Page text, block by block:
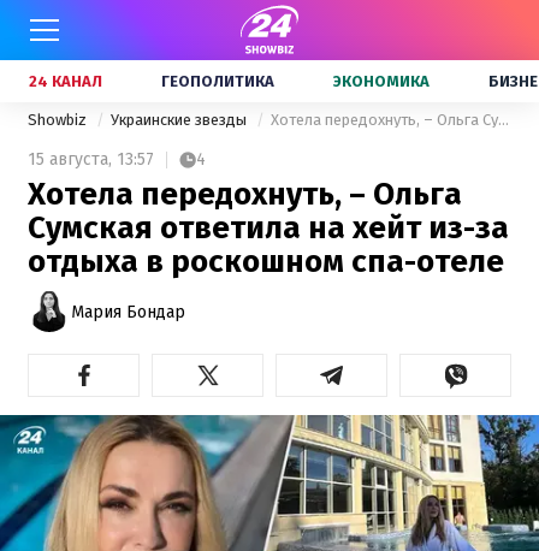
24 КАНАЛ ГЕОПОЛИТИКА ЭКОНОМИКА
Showbiz Украинские звезды Хотела передохнуть, – Ольга Сумская ответила на хейт из-за отдыха в роскошном спа-отеле
15 августа, 13:57 4
Хотела передохнуть, – Ольга
Сумская ответила на хейт из-за
отдыха в роскошном спа-отеле
Мария Бондар